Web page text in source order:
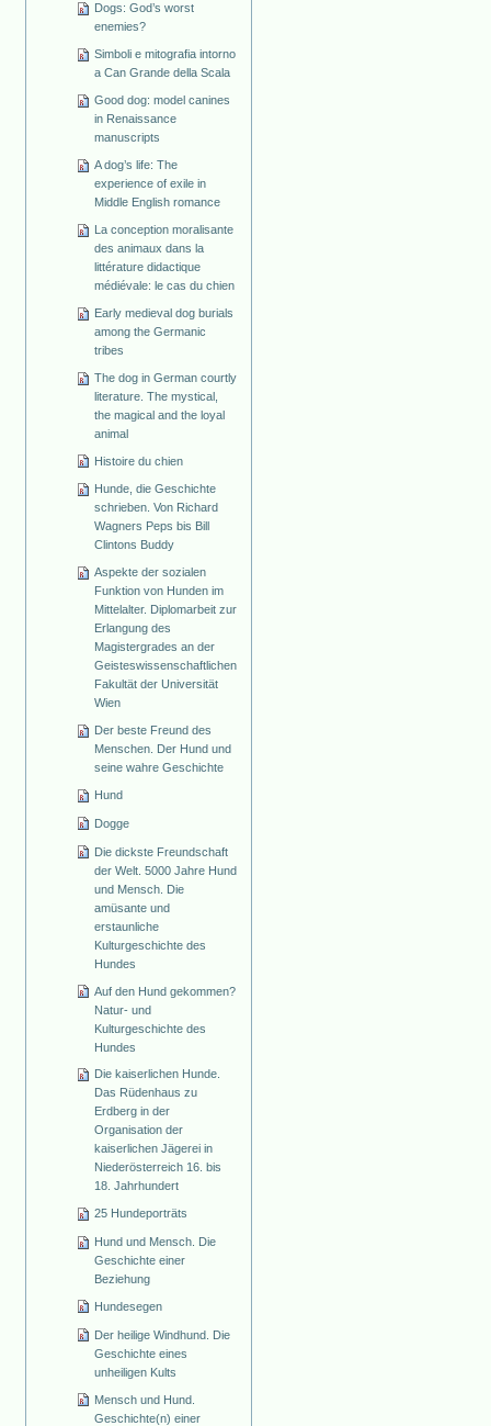
Dogs: God’s worst
enemies?
Simboli e mitografia intorno
a Can Grande della Scala
Good dog: model canines
in Renaissance
manuscripts
A dog’s life: The
experience of exile in
Middle English romance
La conception moralisante
des animaux dans la
littérature didactique
médiévale: le cas du chien
Early medieval dog burials
among the Germanic
tribes
The dog in German courtly
literature. The mystical,
the magical and the loyal
animal
Histoire du chien
Hunde, die Geschichte
schrieben. Von Richard
Wagners Peps bis Bill
Clintons Buddy
Aspekte der sozialen
Funktion von Hunden im
Mittelalter. Diplomarbeit zur
Erlangung des
Magistergrades an der
Geisteswissenschaftlichen
Fakultät der Universität
Wien
Der beste Freund des
Menschen. Der Hund und
seine wahre Geschichte
Hund
Dogge
Die dickste Freundschaft
der Welt. 5000 Jahre Hund
und Mensch. Die
amüsante und
erstaunliche
Kulturgeschichte des
Hundes
Auf den Hund gekommen?
Natur- und
Kulturgeschichte des
Hundes
Die kaiserlichen Hunde.
Das Rüdenhaus zu
Erdberg in der
Organisation der
kaiserlichen Jägerei in
Niederösterreich 16. bis
18. Jahrhundert
25 Hundeporträts
Hund und Mensch. Die
Geschichte einer
Beziehung
Hundesegen
Der heilige Windhund. Die
Geschichte eines
unheiligen Kults
Mensch und Hund.
Geschichte(n) einer